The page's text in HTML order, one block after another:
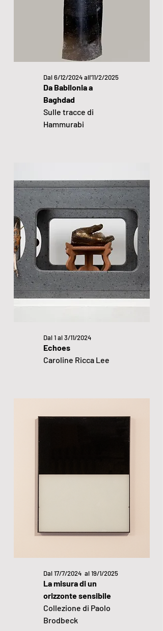
Dal 6/12/2024 all'11/2/2025
Da Babilonia a
Baghdad
Sulle tracce di
Hammurabi
Dal 1 al 3/11/2024
Echoes
Caroline Ricca Lee
Dal 17/7/2024 al 19/1/2025
La misura di un
orizzonte sensibile
Collezione di Paolo
Brodbeck